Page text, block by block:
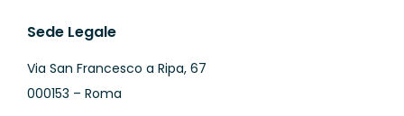
Sede Legale
Via San Francesco a Ripa, 67
000153 – Roma